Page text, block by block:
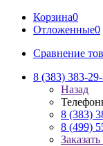
Корзина0
Отложенные0
Сравнение
8 (383) 383-
Назад
8 (383)
8 (499)